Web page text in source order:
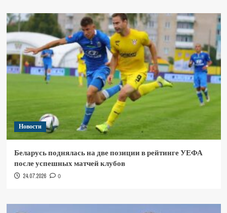
Новости
Беларусь поднялась на две позиции в рейтинге УЕФА
после успешных матчей клубов
24.07.2026 0